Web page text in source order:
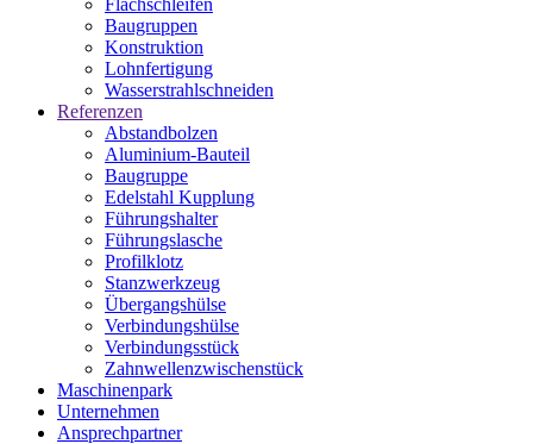
Flachschleifen
Baugruppen
Konstruktion
Lohnfertigung
Wasserstrahlschneiden
Referenzen
Abstandbolzen
Aluminium-Bauteil
Baugruppe
Edelstahl Kupplung
Führungshalter
Führungslasche
Profilklotz
Stanzwerkzeug
Übergangshülse
Verbindungshülse
Verbindungsstück
Zahnwellen­zwischenstück
Maschinenpark
Unternehmen
Ansprechpartner